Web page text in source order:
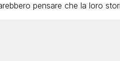
pensare che la loro